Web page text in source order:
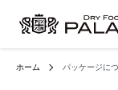
ホーム パッケージに